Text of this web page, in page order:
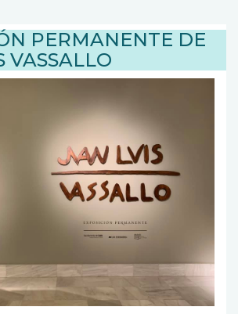
PERMANENTE DE
VASSALLO